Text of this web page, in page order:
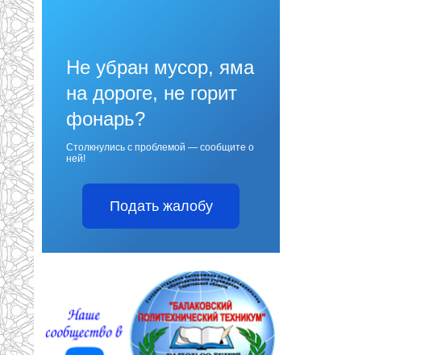
Не убран мусор, яма
на дороге, не горит
фонарь?
Столкнулись с проблемой — сообщите о
ней!
Подать жалобу